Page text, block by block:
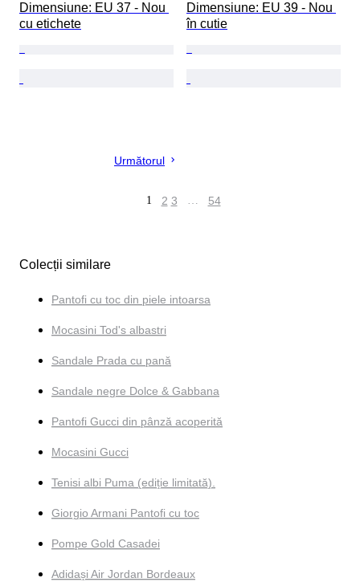
Dimensiune: EU 37 - Nou
cu etichete
Dimensiune: EU 39 - Nou
în cutie
Următorul
1 2 3 … 54
Colecții similare
Pantofi cu toc din piele intoarsa
Mocasini Tod's albastri
Sandale Prada cu pană
Sandale negre Dolce & Gabbana
Pantofi Gucci din pânză acoperită
Mocasini Gucci
Tenisi albi Puma (ediție limitată).
Giorgio Armani Pantofi cu toc
Pompe Gold Casadei
Adidași Air Jordan Bordeaux